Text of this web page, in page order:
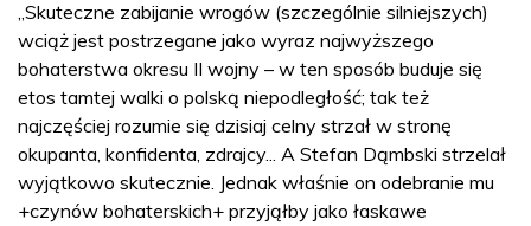
„Skuteczne zabijanie wrogów (szczególnie silniejszych)
wciąż jest postrzegane jako wyraz najwyższego
bohaterstwa okresu II wojny – w ten sposób buduje się
etos tamtej walki o polską niepodległość; tak też
najczęściej rozumie się dzisiaj celny strzał w stronę
okupanta, konfidenta, zdrajcy... A Stefan Dąmbski strzelał
wyjątkowo skutecznie. Jednak właśnie on odebranie mu
+czynów bohaterskich+ przyjąłby jako łaskawe